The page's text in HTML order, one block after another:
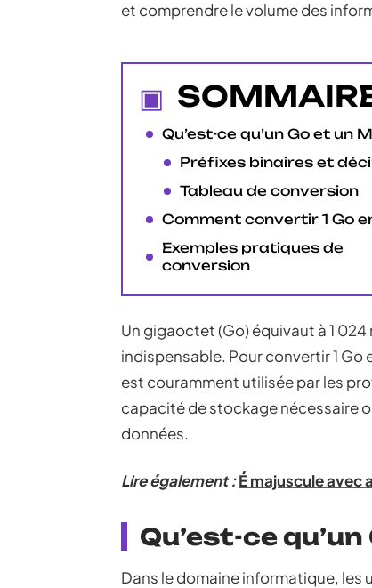
et comprendre le volume des
Qu’est-ce qu’un Go et un
Préfixes binaires et
Tableau de conversion
Comment convertir 1 Go
Exemples pratiques de
conversion
Un gigaoctet (Go) équivaut à 1
indispensable. Pour convertir 1
est couramment utilisée par les
capacité de stockage nécessaire
données.
Lire également :É majuscule avec
Qu’est-ce
Dans le domaine informatique, les